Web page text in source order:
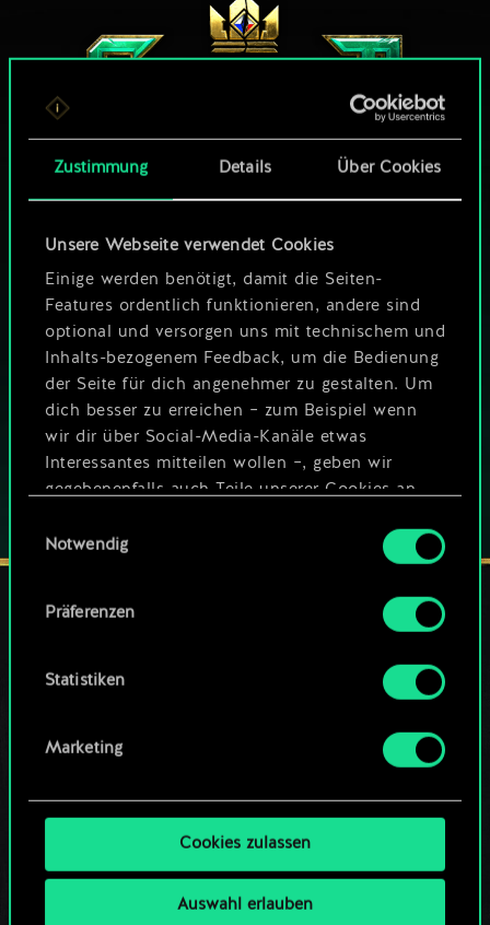
Zustimmung Details Über Cookies
Unsere Webseite verwendet Cookies
Einige werden benötigt, damit die Seiten-
Features ordentlich funktionieren, andere sind
optional und versorgen uns mit technischem und
Inhalts-bezogenem Feedback, um die Bedienung
der Seite für dich angenehmer zu gestalten. Um
dich besser zu erreichen – zum Beispiel wenn
wir dir über Social-Media-Kanäle etwas
Interessantes mitteilen wollen –, geben wir
gegebenenfalls auch Teile unserer Cookies an
Cookies erfordert allerdings deine Zustimmung.
Alle Details zu unserer Nutzung von Cookies
findest du unten im Menü „Einstellungen“, wo
um das Thema Cookies ändern kannst.
Notwendig
Präferenzen
Statistiken
Marketing
Cookies zulassen
Auswahl erlauben
WIE WÄR’S MIT EINER RUNDE GWENT?
KOSTENLOS AUF
PC SPIELEN
Das Spiel bietet Ingame-Käufe
SPIELE AUCH AUF: